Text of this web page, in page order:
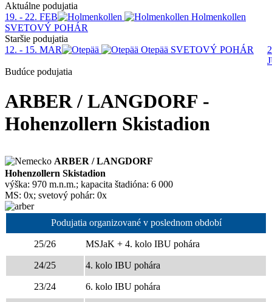
Aktuálne podujatia
19. - 22. FEB
Holmenkollen
SVETOVÝ POHÁR
Staršie podujatia
12. - 15. MAR
Otepää SVETOVÝ POHÁR
Budúce podujatia
ARBER / LANGDORF -
Hohenzollern Skistadion
ARBER / LANGDORF
Hohenzollern Skistadion
výška: 970 m.n.m.; kapacita štadióna: 6 000
MS: 0x; svetový pohár: 0x
Podujatia organizované v poslednom období
25/26 MSJaK + 4. kolo IBU pohára
24/25 4. kolo IBU pohára
23/24 6. kolo IBU pohára